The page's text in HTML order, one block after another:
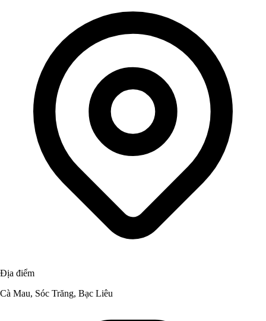
Địa điểm
Cà Mau, Sóc Trăng, Bạc Liêu